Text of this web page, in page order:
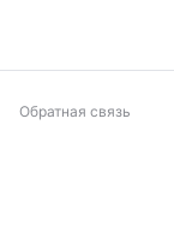
Обратная связь